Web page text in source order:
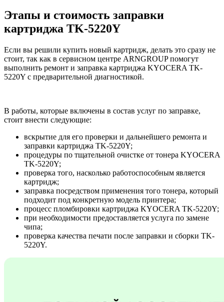
Этапы и стоимость заправки
картриджа TK-5220Y
Если вы решили купить новый картридж, делать это сразу не
стоит, так как в сервисном центре ARNGROUP помогут
выполнить ремонт и заправка картриджа KYOCERA TK-
5220Y с предварительной диагностикой.
В работы, которые включены в состав услуг по заправке,
стоит внести следующие:
вскрытие для его проверки и дальнейшего ремонта и
заправки картриджа TK-5220Y;
процедуры по тщательной очистке от тонера KYOCERA
TK-5220Y;
проверка того, насколько работоспособным является
картридж;
заправка посредством применения того тонера, который
подходит под конкретную модель принтера;
процесс пломбировки картриджа KYOCERA TK-5220Y;
при необходимости предоставляется услуга по замене
чипа;
проверка качества печати после заправки и сборки TK-
5220Y.